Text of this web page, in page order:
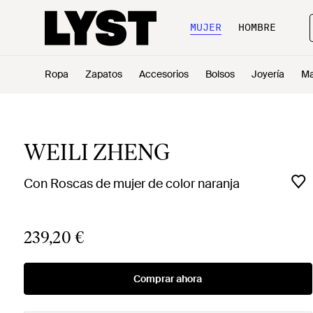
MUJER HOMBRE
Ropa Zapatos Accesorios Bolsos Joyería
WEILI ZHENG
Con Roscas de mujer de color naranja
239,20 €
Comprar ahora